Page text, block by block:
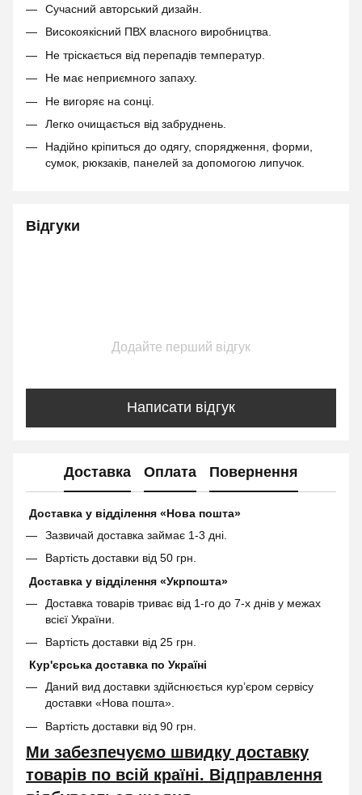
Сучасний авторський дизайн.
Високоякісний ПВХ власного виробництва.
Не тріскається від перепадів температур.
Не має неприємного запаху.
Не вигоряє на сонці.
Легко очищається від забруднень.
Надійно кріпиться до одягу, спорядження, форми,
сумок, рюкзаків, панелей за допомогою липучок.
Відгуки
Додайте перший відгук
Написати відгук
Доставка Оплата Повернення
Доставка у відділення «Нова пошта»
Зазвичай доставка займає 1-3 дні.
Вартість доставки від 50 грн.
Доставка у відділення «Укрпошта»
Доставка товарів триває від 1-го до 7-х днів у межах
всієї України.
Вартість доставки від 25 грн.
Кур'єрська доставка по Україні
Даний вид доставки здійснюється кур’єром сервісу
доставки «Нова пошта».
Вартість доставки від 90 грн.
Ми забезпечуємо швидку доставку
товарів по всій країні. Відправлення